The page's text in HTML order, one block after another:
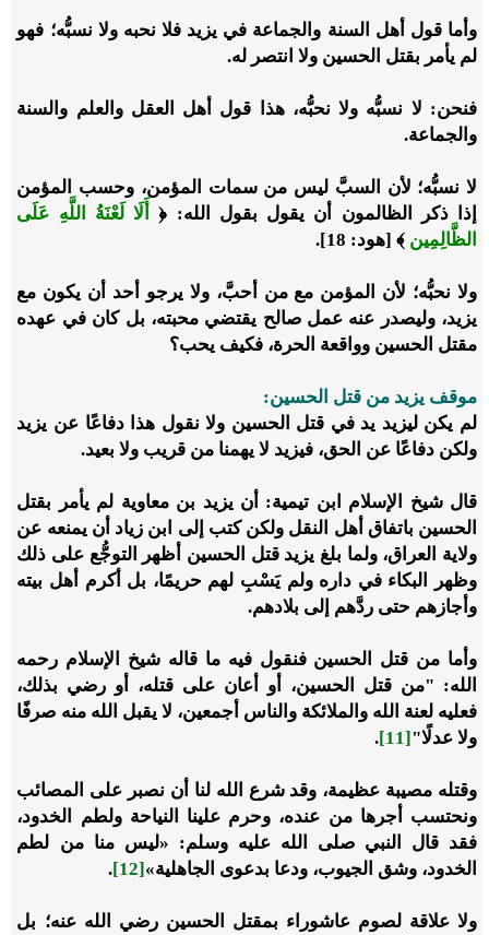
وأما قول أهل السنة والجماعة في يزيد فلا نحبه ولا نسبُّه؛ فهو
لم يأمر بقتل الحسين ولا انتصر له.
فنحن: لا نسبُّه ولا نحبُّه، هذا قول أهل العقل والعلم والسنة
والجماعة.
لا نسبُّه؛ لأن السبَّ ليس من سمات المؤمن، وحسب المؤمن
إذا ذكر الظالمون أن يقول بقول الله: ﴿
أَلَا لَعْنَةُ اللَّهِ عَلَى
الظَّالِمِين ﴾ [هود: 18].
ولا نحبُّه؛ لأن المؤمن مع من أحبَّ، ولا يرجو أحد أن يكون مع
يزيد، وليصدر عنه عمل صالح يقتضي محبته، بل كان في عهده
مقتل الحسين وواقعة الحرة، فكيف يحب؟
موقف يزيد من قتل الحسين:
لم يكن ليزيد يد في قتل الحسين ولا نقول هذا دفاعًا عن يزيد
ولكن دفاعًا عن الحق، فيزيد لا يهمنا من قريب ولا بعيد.
قال شيخ الإسلام ابن تيمية: أن يزيد بن معاوية لم يأمر بقتل
الحسين باتفاق أهل النقل ولكن كتب إلى ابن زياد أن يمنعه عن
ولاية العراق، ولما بلغ يزيد قتل الحسين أظهر التوجُّع على ذلك
وظهر البكاء في داره ولم يَسْبِ لهم حريمًا، بل أكرم أهل بيته
وأجازهم حتى ردَّهم إلى بلادهم.
وأما من قتل الحسين فنقول فيه ما قاله شيخ الإسلام رحمه
الله: "من قتل الحسين، أو أعان على قتله، أو رضي بذلك،
فعليه لعنة الله والملائكة والناس أجمعين، لا يقبل الله منه صرفًا
ولا عدلًا"[11]
.
وقتله مصيبة عظيمة، وقد شرع الله لنا أن نصبر على المصائب
ونحتسب أجرها من عنده، وحرم علينا النياحة ولطم الخدود،
فقد قال النبي صلى الله عليه وسلم: «ليس منا من لطم
الخدود، وشق الجيوب، ودعا بدعوى الجاهلية»[12]
.
ولا علاقة لصوم عاشوراء بمقتل الحسين رضي الله عنه؛ بل